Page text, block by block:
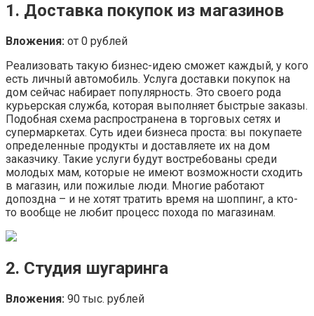
1. Доставка покупок из магазинов
Вложения: от 0 рублей
Реализовать такую бизнес-идею сможет каждый, у кого
есть личный автомобиль. Услуга доставки покупок на
дом сейчас набирает популярность. Это своего рода
курьерская служба, которая выполняет быстрые заказы.
Подобная схема распространена в торговых сетях и
супермаркетах. Суть идеи бизнеса проста: вы покупаете
определенные продукты и доставляете их на дом
заказчику. Такие услуги будут востребованы среди
молодых мам, которые не имеют возможности сходить
в магазин, или пожилые люди. Многие работают
допоздна – и не хотят тратить время на шоппинг, а кто-
то вообще не любит процесс похода по магазинам.
2. Студия шугаринга
Вложения: 90 тыс. рублей